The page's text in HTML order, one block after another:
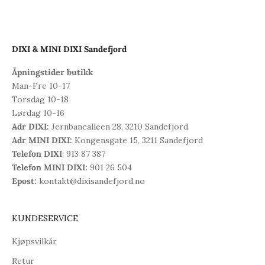
DIXI & MINI DIXI Sandefjord
Åpningstider butikk
Man-Fre 10-17
Torsdag 10-18
Lørdag 10-16
Adr DIXI: Jernbanealleen 28, 3210 Sandefjord
Adr MINI DIXI: Kongensgate 15, 3211 Sandefjord
Telefon DIXI: 913 87 387
Telefon MINI DIXI: 901 26 504
Epost: kontakt@dixisandefjord.no
KUNDESERVICE
Kjøpsvilkår
Retur